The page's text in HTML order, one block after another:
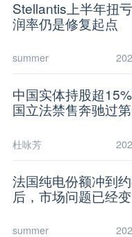
Stellantis上半年扭
润率仍是修复起点
summer
中国实体持股超
国立法禁售奔驰过
杜咏芳
法国纯电份额冲到
后，市场问题已经
summer